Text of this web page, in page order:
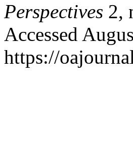
Perspectives 2,
Accessed
https://